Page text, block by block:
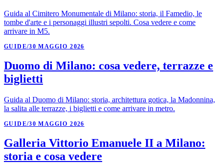
Guida al Cimitero Monumentale di Milano: storia, il Famedio, le
tombe d'arte e i personaggi illustri sepolti. Cosa vedere e come
arrivare in M5.
GUIDE/30 MAGGIO 2026
Duomo di Milano: cosa vedere, terrazze e
biglietti
Guida al Duomo di Milano: storia, architettura gotica, la Madonnina,
la salita alle terrazze, i biglietti e come arrivare in metro.
GUIDE/30 MAGGIO 2026
Galleria Vittorio Emanuele II a Milano:
storia e cosa vedere